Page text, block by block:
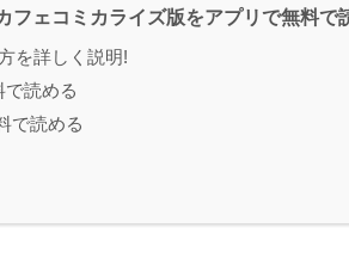
フェコミカライズ版をアプリで無料で
を詳しく説明!
読める
で読める